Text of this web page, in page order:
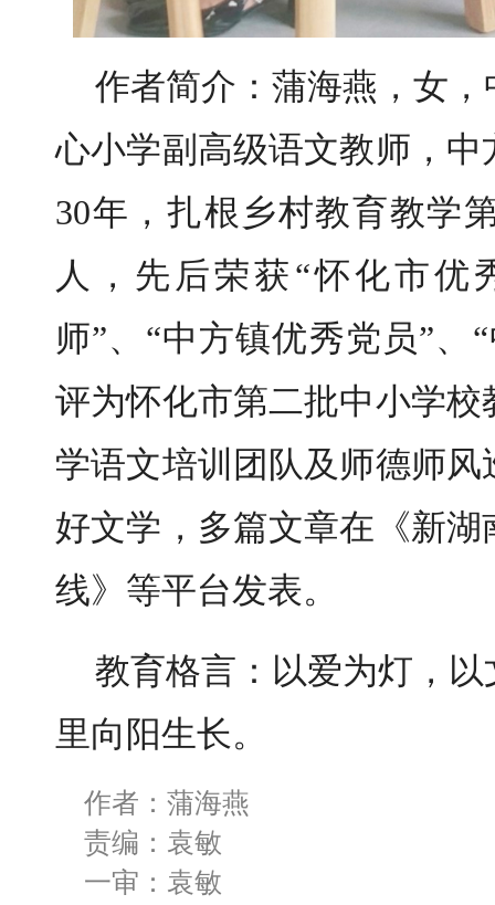
作者简介： 蒲海燕，女
心小学副高级语文教师，
30年，扎根乡村教育教学
人，先后荣获“怀化市优
师”、“中方镇优秀党员”、
评为怀化市第二批中小学
学语文培训团队及师德师
好文学，多篇文章在《新
线》等平台发表。
教育格言：以爱为灯，
里向阳生长。
作者：蒲海燕
责编：袁敏
一审：袁敏